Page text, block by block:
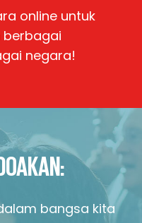
online untuk
negara!
bangsa kita